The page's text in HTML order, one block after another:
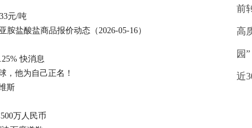
元/吨
盐酸盐商品报价动态（2026-05-16）
快消息
，他为自己正名！
斯
万人民币
前
高
园
近